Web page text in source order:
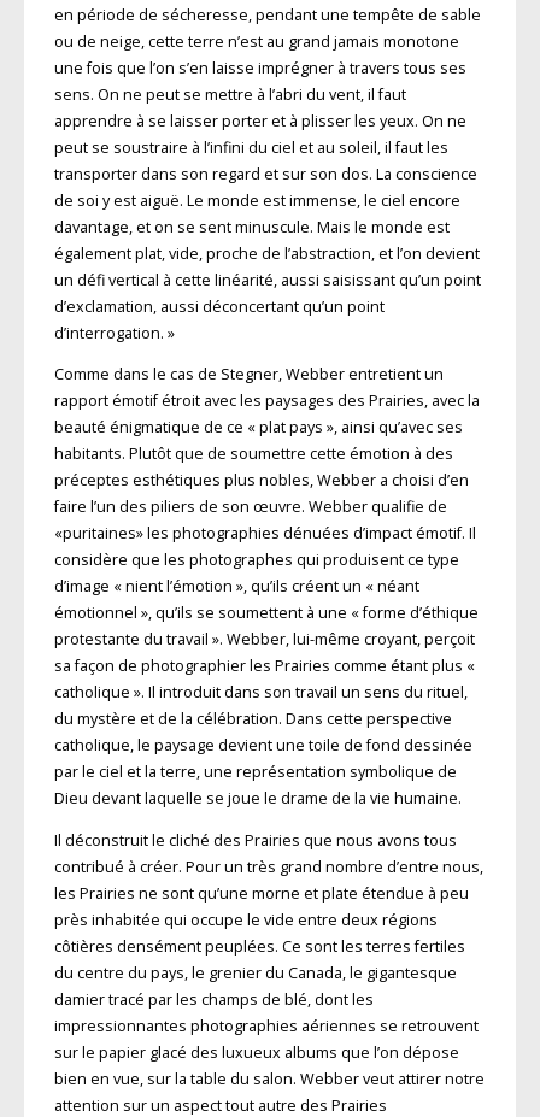
en période de sécheresse, pendant une tempête de sable
ou de neige, cette terre n’est au grand jamais monotone
une fois que l’on s’en laisse imprégner à travers tous ses
sens. On ne peut se mettre à l’abri du vent, il faut
apprendre à se laisser porter et à plisser les yeux. On ne
peut se soustraire à l’infini du ciel et au soleil, il faut les
transporter dans son regard et sur son dos. La conscience
de soi y est aiguë. Le monde est immense, le ciel encore
davantage, et on se sent minuscule. Mais le monde est
également plat, vide, proche de l’abstraction, et l’on devient
un défi vertical à cette linéarité, aussi saisissant qu’un point
d’exclamation, aussi déconcertant qu’un point
d’interrogation. »
Comme dans le cas de Stegner, Webber entretient un
rapport émotif étroit avec les paysages des Prairies, avec la
beauté énigmatique de ce « plat pays », ainsi qu’avec ses
habitants. Plutôt que de soumettre cette émotion à des
préceptes esthétiques plus nobles, Webber a choisi d’en
faire l’un des piliers de son œuvre. Webber qualifie de
«puritaines» les photographies dénuées d’impact émotif. Il
considère que les photographes qui produisent ce type
d’image « nient l’émotion », qu’ils créent un « néant
émotionnel », qu’ils se soumettent à une « forme d’éthique
protestante du travail ». Webber, lui-même croyant, perçoit
sa façon de photographier les Prairies comme étant plus «
catholique ». Il introduit dans son travail un sens du rituel,
du mystère et de la célébration. Dans cette perspective
catholique, le paysage devient une toile de fond dessinée
par le ciel et la terre, une représentation symbolique de
Dieu devant laquelle se joue le drame de la vie humaine.
Il déconstruit le cliché des Prairies que nous avons tous
contribué à créer. Pour un très grand nombre d’entre nous,
les Prairies ne sont qu’une morne et plate étendue à peu
près inhabitée qui occupe le vide entre deux régions
côtières densément peuplées. Ce sont les terres fertiles
du centre du pays, le grenier du Canada, le gigantesque
damier tracé par les champs de blé, dont les
impressionnantes photographies aériennes se retrouvent
sur le papier glacé des luxueux albums que l’on dépose
bien en vue, sur la table du salon. Webber veut attirer notre
attention sur un aspect tout autre des Prairies